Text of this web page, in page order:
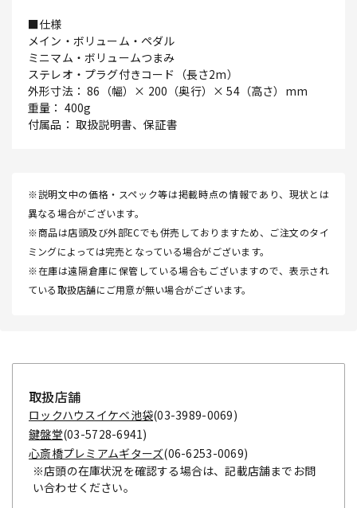
■仕様
メイン・ボリューム・ペダル
ミニマム・ボリュームつまみ
ステレオ・プラグ付きコード（長さ2m）
外形寸法： 86（幅）× 200（奥行）× 54（高さ）mm
重量： 400g
付属品： 取扱説明書、保証書
※説明文中の価格・スペック等は掲載時点の情報であり、現状とは
異なる場合がございます。
※商品は店頭及び外部ECでも併売しておりますため、ご注文のタイ
ミングによっては完売となっている場合がございます。
※在庫は遠隔倉庫に保管している場合もございますので、表示され
ている取扱店舗にご用意が無い場合がございます。
取扱店舗
ロックハウスイケベ池袋(03-3989-0069)
鍵盤堂(03-5728-6941)
心斎橋プレミアムギターズ(06-6253-0069)
※店頭の在庫状況を確認する場合は、記載店舗までお問
い合わせください。